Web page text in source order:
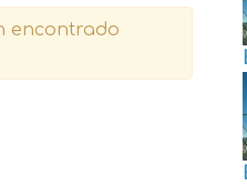
encontrado